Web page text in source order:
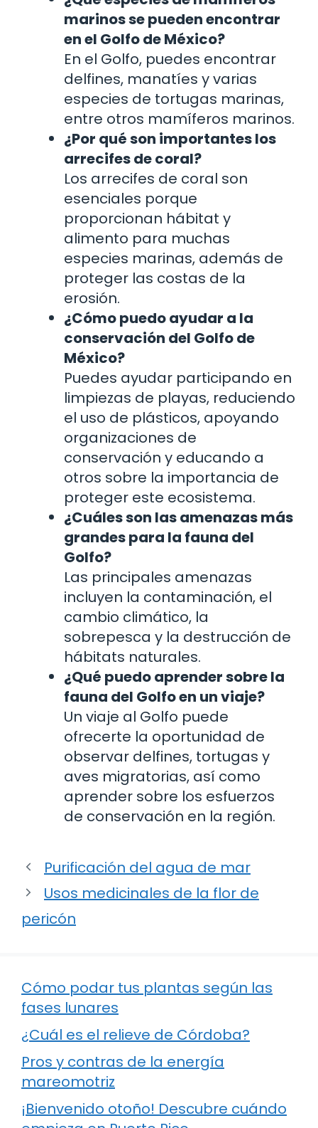
marinos se pueden encontrar
en el Golfo de México?
En el Golfo, puedes encontrar
delfines, manatíes y varias
especies de tortugas marinas,
entre otros mamíferos marinos.
¿Por qué son importantes los
arrecifes de coral?
Los arrecifes de coral son
esenciales porque
proporcionan hábitat y
alimento para muchas
especies marinas, además de
proteger las costas de la
erosión.
¿Cómo puedo ayudar a la
conservación del Golfo de
México?
Puedes ayudar participando en
limpiezas de playas, reduciendo
el uso de plásticos, apoyando
organizaciones de
conservación y educando a
otros sobre la importancia de
proteger este ecosistema.
¿Cuáles son las amenazas más
grandes para la fauna del
Golfo?
Las principales amenazas
incluyen la contaminación, el
cambio climático, la
sobrepesca y la destrucción de
hábitats naturales.
¿Qué puedo aprender sobre la
fauna del Golfo en un viaje?
Un viaje al Golfo puede
ofrecerte la oportunidad de
observar delfines, tortugas y
aves migratorias, así como
aprender sobre los esfuerzos
de conservación en la región.
Purificación del agua de mar
Usos medicinales de la flor de
pericón
Cómo podar tus plantas según las
fases lunares
¿Cuál es el relieve de Córdoba?
Pros y contras de la energía
mareomotriz
¡Bienvenido otoño! Descubre cuándo